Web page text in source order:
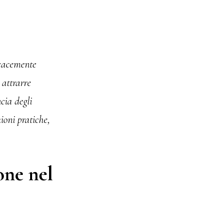
attrarre
degli
pratiche,
nel